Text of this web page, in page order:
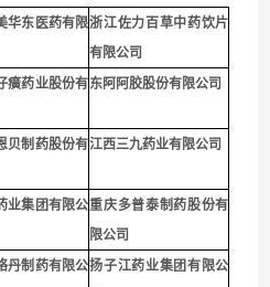
华东医药有限浙江佐力百草中药饮片
有限公司
癀药业股份有东阿阿胶股份有限公司
贝制药股份有江西三九药业有限公司
业集团有限公重庆多普泰制药股份有
限公司
丹制药有限公扬子江药业集团有限公